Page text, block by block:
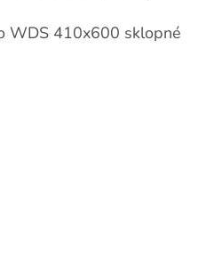
WDS 410x600 sklopné
je 5 z 5 hviezdičiek.